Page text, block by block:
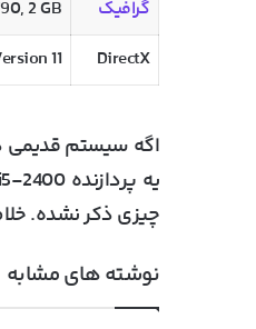
گرافیک
2 GB
DirectX
11
چیزی ذکر نشده.
نوشته های مشابه